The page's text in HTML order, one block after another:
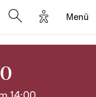
Options
Menü